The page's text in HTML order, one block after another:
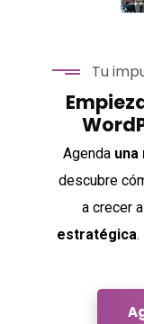
Tu
Agendauna
descubre
a crecer
estratégica.